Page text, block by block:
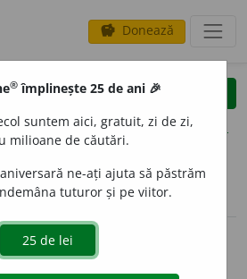
savings Donează
clear
opțiuni
volume_up (50)
® împlinește 25 de ani 🎉
suntem aici, gratuit, zi de zi,
milioane de căutări.
ne-ați ajuta să păstrăm
tuturor și pe viitor.